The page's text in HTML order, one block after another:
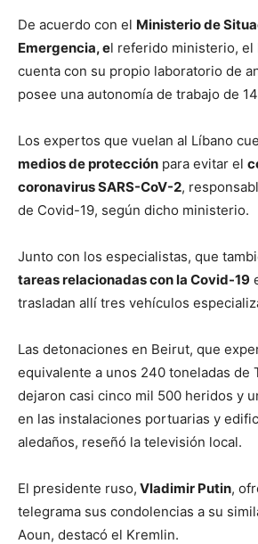
De acuerdo con el Ministerio de
Emergencia, el referido ministerio, el
cuenta con su propio laboratorio de
posee una autonomía de trabajo de
Los expertos que vuelan al Líbano
medios de protección para evitar el
coronavirus SARS-CoV-2,
de Covid-19, según dicho ministerio.
Junto con los especialistas, que
tareas relacionadas con la Covid-19
trasladan allí tres vehículos
Las detonaciones en Beirut, que
equivalente a unos 240 toneladas de
dejaron casi cinco mil 500 heridos y
en las instalaciones portuarias y
aledaños, reseñó la televisión local.
El presidente ruso, Vladimir Putin,
telegrama sus condolencias a su
Aoun, destacó el Kremlin.